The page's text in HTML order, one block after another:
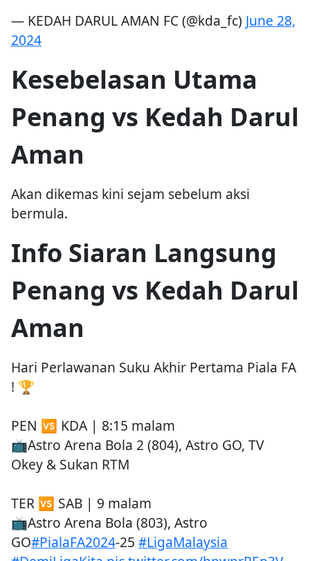
— KEDAH DARUL AMAN FC (@kda_fc) June 28,
2024
Kesebelasan Utama
Penang vs Kedah Darul
Aman
Akan dikemas kini sejam sebelum aksi
bermula.
Info Siaran Langsung
Penang vs Kedah Darul
Aman
Hari Perlawanan Suku Akhir Pertama Piala FA
! 🏆
PEN 🆚 KDA | 8:15 malam
📺Astro Arena Bola 2 (804), Astro GO, TV
Okey & Sukan RTM
TER 🆚 SAB | 9 malam
📺Astro Arena Bola (803), Astro
GO#PialaFA2024-25 #LigaMalaysia